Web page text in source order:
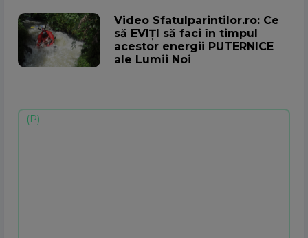
Video Sfatulparintilor.ro: Ce
să EVIȚI să faci în timpul
acestor energii PUTERNICE
ale Lumii Noi